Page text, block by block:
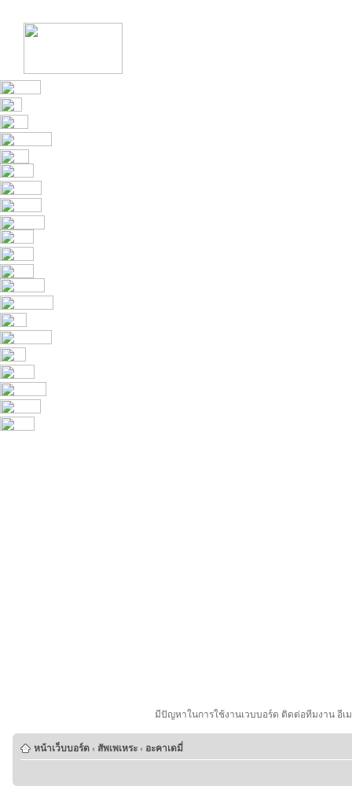
มีปัญหาในการใช้งานเวบบอร์ด ติดต่อทีมงาน อีเ
หน้าเว็บบอร์ด ‹ สัพเพเหระ ‹ อะคาเดมี่